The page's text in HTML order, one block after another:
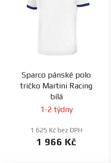
Sparco pánské polo
tričko Martini Racing
bílá
1-2 týdny
1 625 Kč bez DPH
1 966 Kč